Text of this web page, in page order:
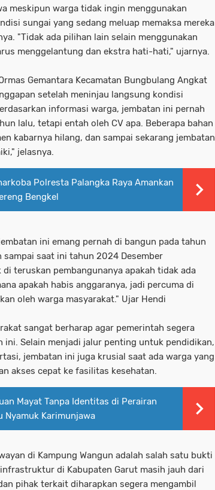
meskipun warga tidak ingin menggunakan
sungai yang sedang meluap memaksa mereka
"Tidak ada pilihan lain selain menggunakan
menggelantung dan ekstra hati-hati," ujarnya.
Gemantara Kecamatan Bungbulang Angkat
setelah meninjau langsung kondisi
informasi warga, jembatan ini pernah
lalu, tetapi entah oleh CV apa. Beberapa bahan
kabarnya hilang, dan sampai sekarang jembatan
jelasnya.
Polresta Palangka Raya Amankan
Bengkel
ini emang pernah di bangun pada tahun
saat ini tahun 2024 Desember
teruskan pembangunanya apakah tidak ada
apakah habis anggaranya, jadi percuma di
oleh warga masyarakat." Ujar Hendi
sangat berharap agar pemerintah segera
ini. Selain menjadi jalur penting untuk pendidikan,
jembatan ini juga krusial saat ada warga yang
akses cepat ke fasilitas kesehatan.
Mayat Tanpa Identitas di Perairan
Nyamuk Karimunjawa
di Kampung Wangun adalah salah satu bukti
di Kabupaten Garut masih jauh dari
pihak terkait diharapkan segera mengambil